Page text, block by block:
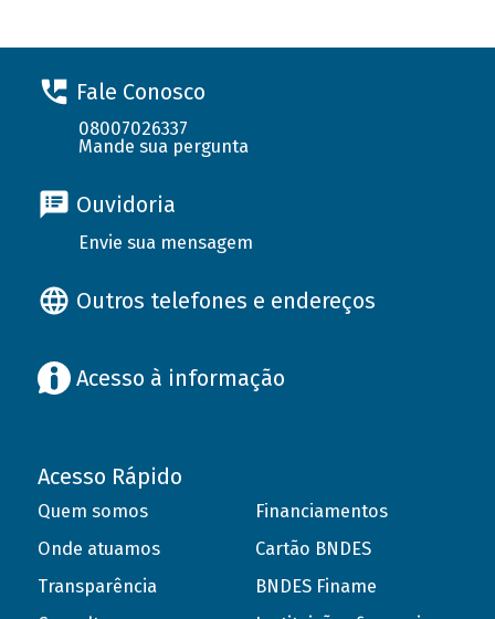
Fale Conosco
08007026337
Mande sua pergunta
Ouvidoria
Envie sua mensagem
Outros telefones e endereços
Acesso à informação
Acesso Rápido
Quem somos
Onde atuamos
Transparência
Financiamentos
Cartão BNDES
BNDES Finame